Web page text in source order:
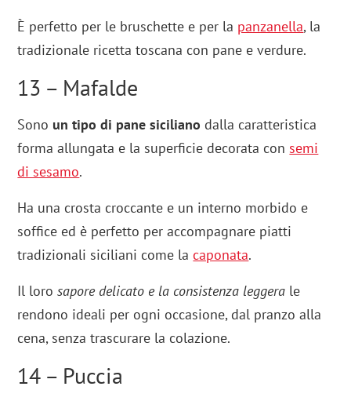
È perfetto per le bruschette e per la panzanella, la
tradizionale ricetta toscana con pane e verdure.
13 – Mafalde
Sono un tipo di pane siciliano dalla caratteristica
forma allungata e la superficie decorata con semi
di sesamo.
Ha una crosta croccante e un interno morbido e
soffice ed è perfetto per accompagnare piatti
tradizionali siciliani come lacaponata.
Il lorosapore delicato e la consistenza leggera le
rendono ideali per ogni occasione, dal pranzo alla
cena, senza trascurare la colazione.
14 – Puccia